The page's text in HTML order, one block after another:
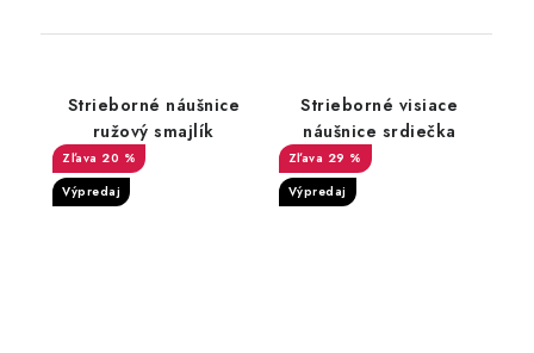
Strieborné náušnice
ružový smajlík
20 %
Výpredaj
Strieborné visiace
náušnice srdiečka
29 %
Výpredaj